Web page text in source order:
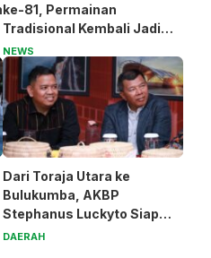
ke-81, Permainan
Tradisional Kembali Jadi
Magnet
NEWS
Dari Toraja Utara ke
Bulukumba, AKBP
Stephanus Luckyto Siap
Jaga Kamtibmas
DAERAH